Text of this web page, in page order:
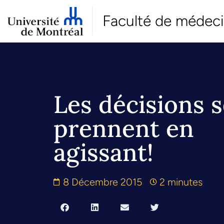
Faculté de
Les décisions
prennent en
agissant!
8 Décembre 2015 2 minutes